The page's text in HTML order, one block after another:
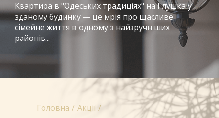
Квартира в "Одеських традиціях" на Глушка у
зданому будинку — це мрія про щасливе
сімейне життя в одному з найзручніших
районів...
Головна
Акції